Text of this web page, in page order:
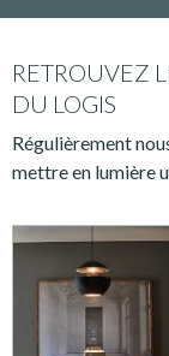
RETROUVEZ
DU LOGIS
Régulièrement
mettre en lumière